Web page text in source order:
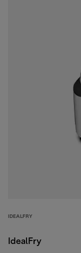
IDEALFRY
IdealFry